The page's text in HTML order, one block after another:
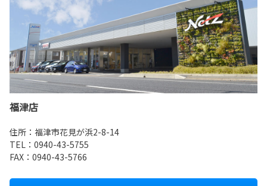
福津店
住所：福津市花見が浜2-8-14
TEL： 0940-43-5755
FAX：0940-43-5766